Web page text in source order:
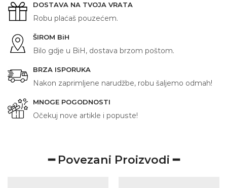
DOSTAVA NA TVOJA VRATA
Robu plaćaš pouzećem.
ŠIROM BiH
Bilo gdje u BiH, dostava brzom poštom.
BRZA ISPORUKA
Nakon zaprimljene narudžbe, robu šaljemo odmah!
MNOGE POGODNOSTI
Očekuj nove artikle i popuste!
━ Povezani Proizvodi ━